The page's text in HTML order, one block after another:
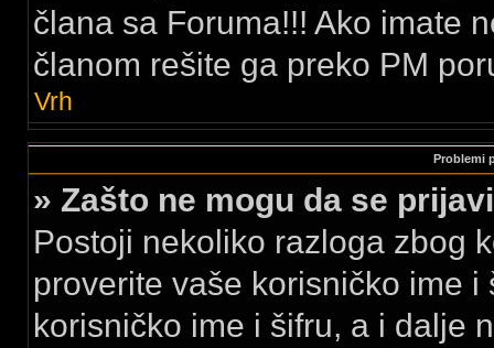
člana sa Foruma!!! Ako imate
članom rešite ga preko PM
Vrh
Problemi
» Zašto ne mogu da se
Postoji nekoliko razloga zbog
proverite vaše korisničko ime
korisničko ime i šifru, a i dalje